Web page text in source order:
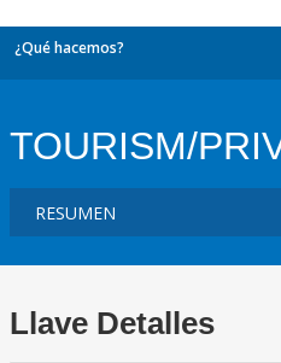
¿Qué hacemos?
TOURISM/
Llave Detalles